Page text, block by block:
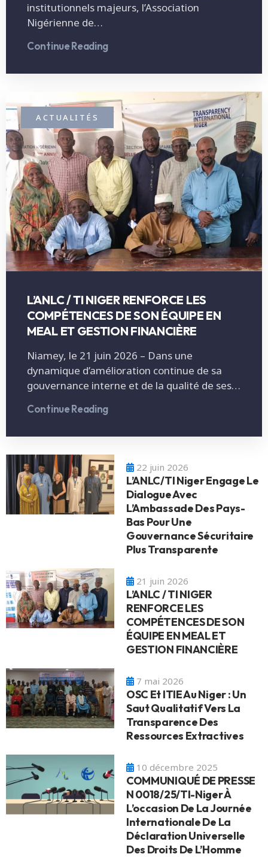
institutionnels majeurs, l’Association
Nigérienne de…
Continue Reading
ACTUALITÉS
L’ANLC / TI NIGER RENFORCE LES
COMPÉTENCES DE SON ÉQUIPE EN
MEAL ET GESTION FINANCIÈRE
Niamey, le 21 juin 2026 – Dans une
dynamique d’amélioration continue de sa
gouvernance interne et de la qualité de ses…
Continue Reading
22 juin 2026
L’ANLC/TI Niger Engage Le
Dialogue Avec
L’Ambassade Des Pays-
Bas Pour Une
Gouvernance Sécuritaire
Plus Transparente
21 juin 2026
L’ANLC / TI NIGER
RENFORCE LES
COMPÉTENCES DE SON
ÉQUIPE EN MEAL ET
GESTION FINANCIÈRE
7 mai 2026
OSC Et ITIE Au Niger : Un
Saut Qualitatif Vers La
Transparence Des
Ressources Extractives
10 décembre 2025
COMMUNIQUÉ DE PRESSE
N 0018/25/TI-Niger À
L’occasion De La Journée
Internationale De La
Déclaration Universelle
Des Droits De L’Homme